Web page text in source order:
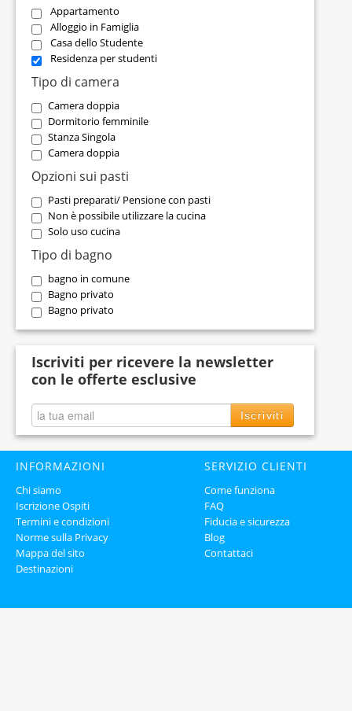
Appartamento
Alloggio in Famiglia
Casa dello Studente
Residenza per studenti
Tipo di camera
Camera doppia
Dormitorio femminile
Stanza Singola
Camera doppia
Opzioni sui pasti
Pasti preparati/ Pensione con pasti
Non è possibile utilizzare la cucina
Solo uso cucina
Tipo di bagno
bagno in comune
Bagno privato
Bagno privato
Iscriviti per ricevere la newsletter
con le offerte esclusive
Iscriviti
INFORMAZIONI
Chi siamo
Iscrizione Ospiti
Termini e condizioni
Norme sulla Privacy
Mappa del sito
Destinazioni
SERVIZIO CLIENTI
Come funziona
FAQ
Fiducia e sicurezza
Blog
Contattaci